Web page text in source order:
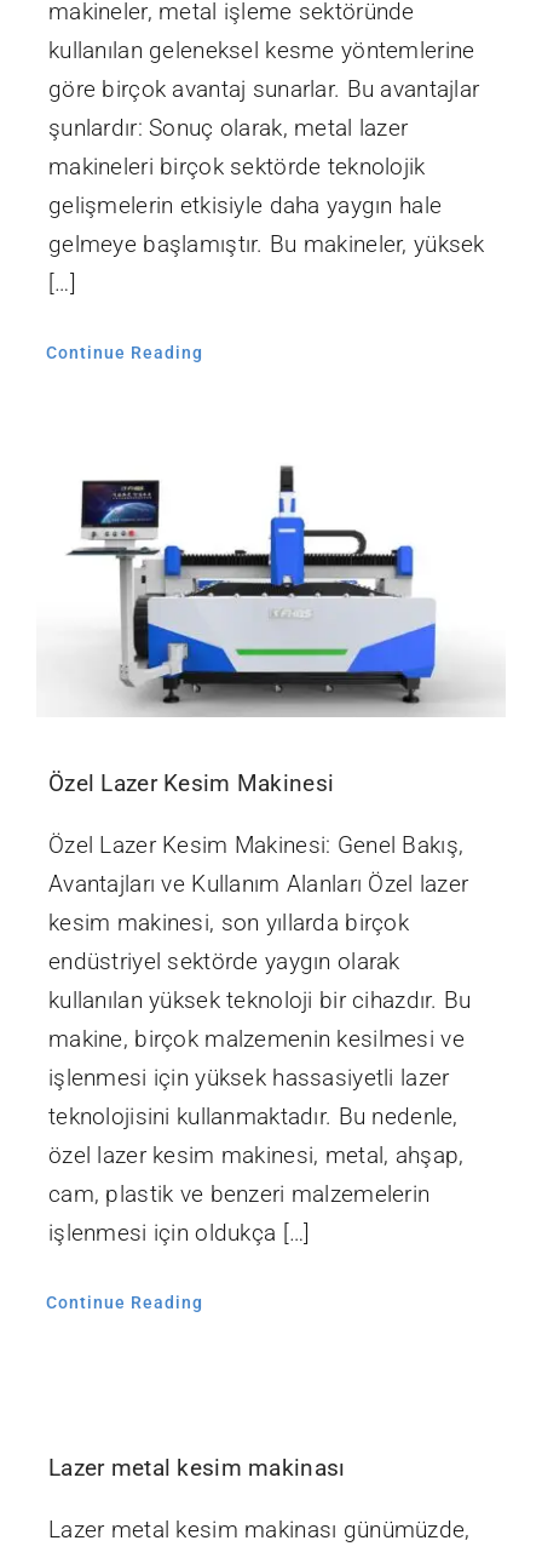
makineler, metal işleme sektöründe
kullanılan geleneksel kesme yöntemlerine
göre birçok avantaj sunarlar. Bu avantajlar
şunlardır: Sonuç olarak, metal lazer
makineleri birçok sektörde teknolojik
gelişmelerin etkisiyle daha yaygın hale
gelmeye başlamıştır. Bu makineler, yüksek
[…]
Continue Reading
Özel Lazer Kesim Makinesi
Özel Lazer Kesim Makinesi: Genel Bakış,
Avantajları ve Kullanım Alanları Özel lazer
kesim makinesi, son yıllarda birçok
endüstriyel sektörde yaygın olarak
kullanılan yüksek teknoloji bir cihazdır. Bu
makine, birçok malzemenin kesilmesi ve
işlenmesi için yüksek hassasiyetli lazer
teknolojisini kullanmaktadır. Bu nedenle,
özel lazer kesim makinesi, metal, ahşap,
cam, plastik ve benzeri malzemelerin
işlenmesi için oldukça […]
Continue Reading
Lazer metal kesim makinası
Lazer metal kesim makinası günümüzde,